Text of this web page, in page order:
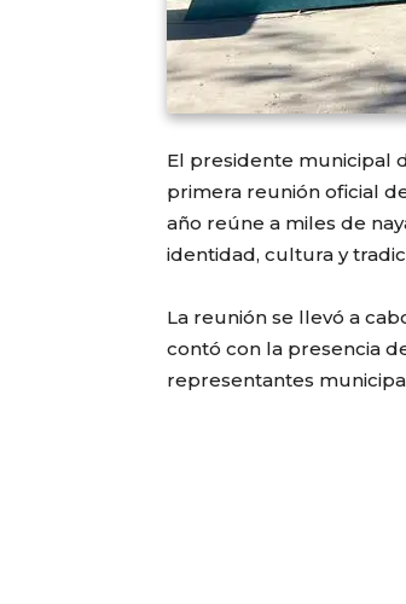
El presidente municipal
primera reunión oficial
año reúne a miles de
identidad, cultura y
La reunión se llevó a
contó con la presencia
representantes